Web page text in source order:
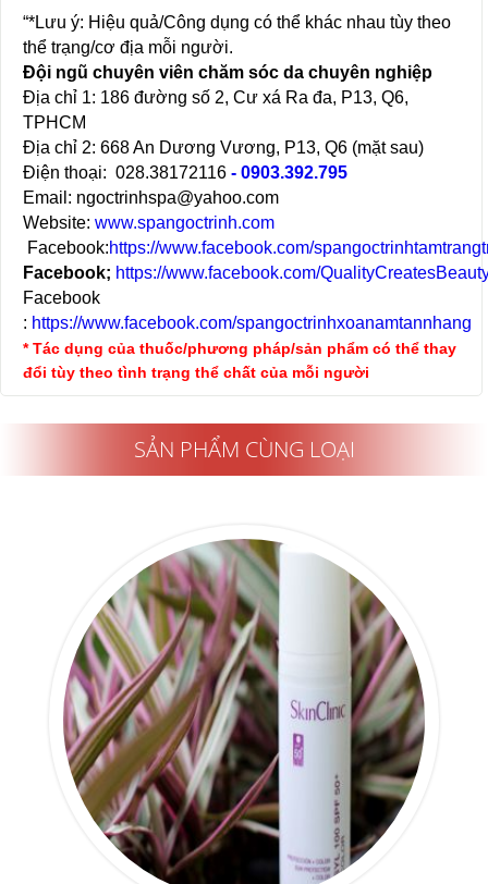
“*Lưu ý: Hiệu quả/Công dụng có thể khác nhau tùy theo
thể trạng/cơ địa mỗi người.
Đội ngũ chuyên viên chăm sóc da chuyên nghiệp
Địa chỉ 1: 186 đường số 2, Cư xá Ra đa, P13, Q6,
TPHCM
Địa chỉ 2: 668 An Dương Vương, P13, Q6 (mặt sau)
Điện thoại: 028.38172116 - 0903.392.795
Email: ngoctrinhspa@yahoo.com
Website: www.spangoctrinh.com
Facebook:https://www.facebook.com/
Facebook; https://www.facebook.com/
Facebook
: https://www.facebook.com/spangoctrinhxoanamtannhang
* Tác dụng của thuốc/phương pháp/sản phẩm có thể thay
đổi tùy theo tình trạng thể chất của mỗi người
SẢN PHẨM CÙNG LOẠI